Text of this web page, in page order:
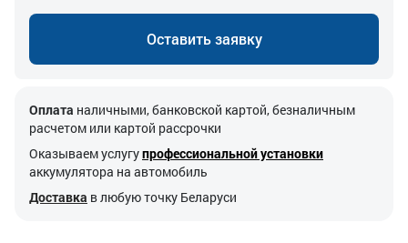
Оставить заявку
Оплата наличными, банковской картой, безналичным
расчетом или картой рассрочки
Оказываем услугупрофессиональной установки
аккумулятора на автомобиль
Доставка в любую точку Беларуси